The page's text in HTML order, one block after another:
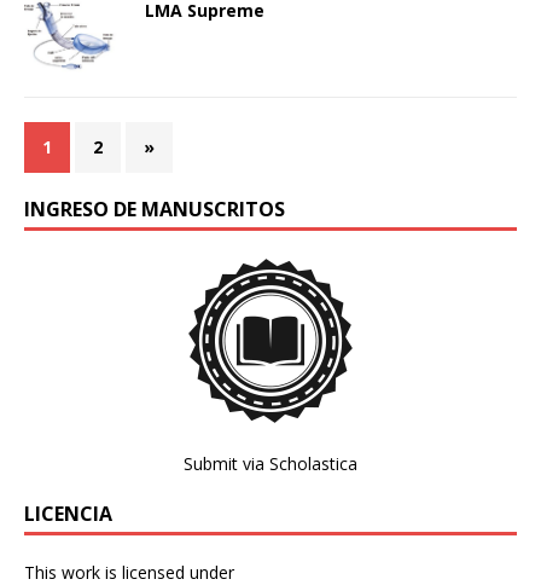
LMA Supreme
1 2 »
INGRESO DE MANUSCRITOS
Submit via Scholastica
LICENCIA
This work is licensed under